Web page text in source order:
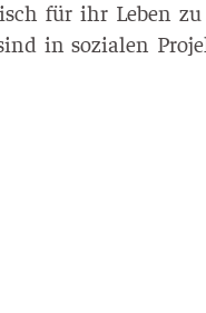
für ihr Leben
in sozialen